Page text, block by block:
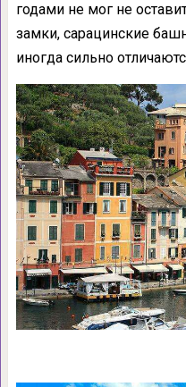
годами не мог не
замки, сарацинские
иногда сильно